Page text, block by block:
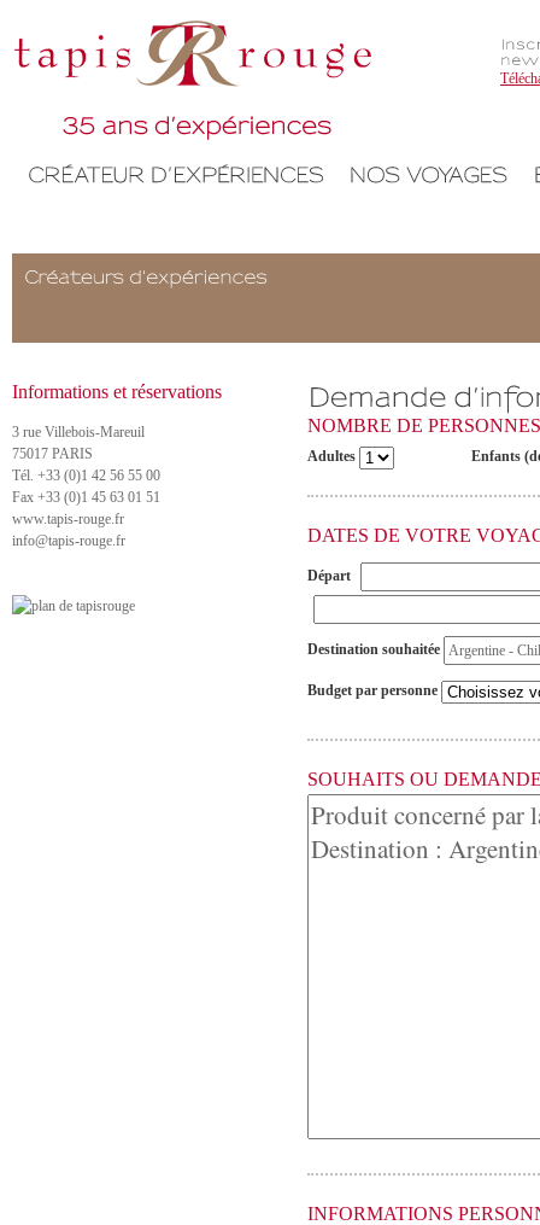
Informations et réservations
3 rue Villebois-Mareuil
75017 PARIS
Tél. +33 (0)1 42 56 55 00
Fax +33 (0)1 45 63 01 51
www.tapis-rouge.fr
info@tapis-rouge.fr
NOMBRE DE PERSONNES
Adultes Enfants
DATES DE VOTRE
Départ
Destination souhaitée
Budget par personne
SOUHAITS OU
INFORMATIONS